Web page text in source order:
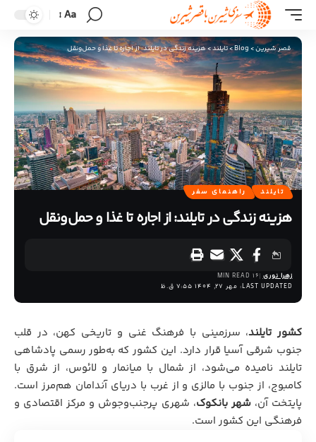
Aa
قصر شیرین>
Blog
>تایلند>هزینه زندگی در تایلند: از اجاره تا غذا و حمل‌ونقل
تایلند راهنمای سفر
هزینه زندگی در تایلند: از اجاره تا غذا و حمل‌ونقل
LAST UPDATED: مهر 27, 1404 7:55 ق.ظ
زهرا نوری 16 MIN READ
کشور تایلند، سرزمینی با فرهنگ غنی و تاریخی کهن، در قلب
جنوب شرقی آسیا قرار دارد. این کشور که به‌طور رسمی پادشاهی
تایلند نامیده می‌شود، از شمال با میانمار و لائوس، از شرق با
کامبوج، از جنوب با مالزی و از غرب با دریای آندامان هم‌مرز است.
پایتخت آن،شهر بانکوک، شهری پرجنب‌وجوش و مرکز اقتصادی و
فرهنگی این کشور است.